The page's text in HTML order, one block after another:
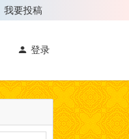
我要投稿
登录